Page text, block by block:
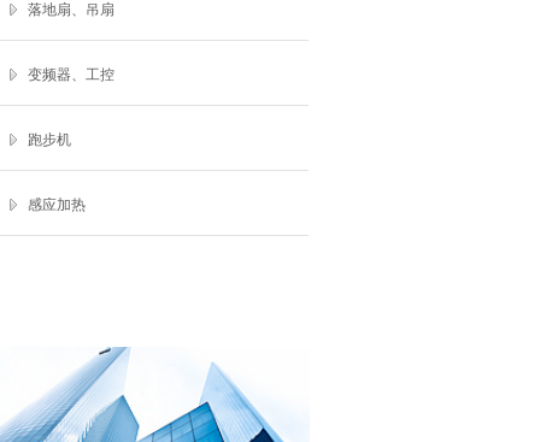
落地扇、吊扇
变频器、工控
跑步机
感应加热